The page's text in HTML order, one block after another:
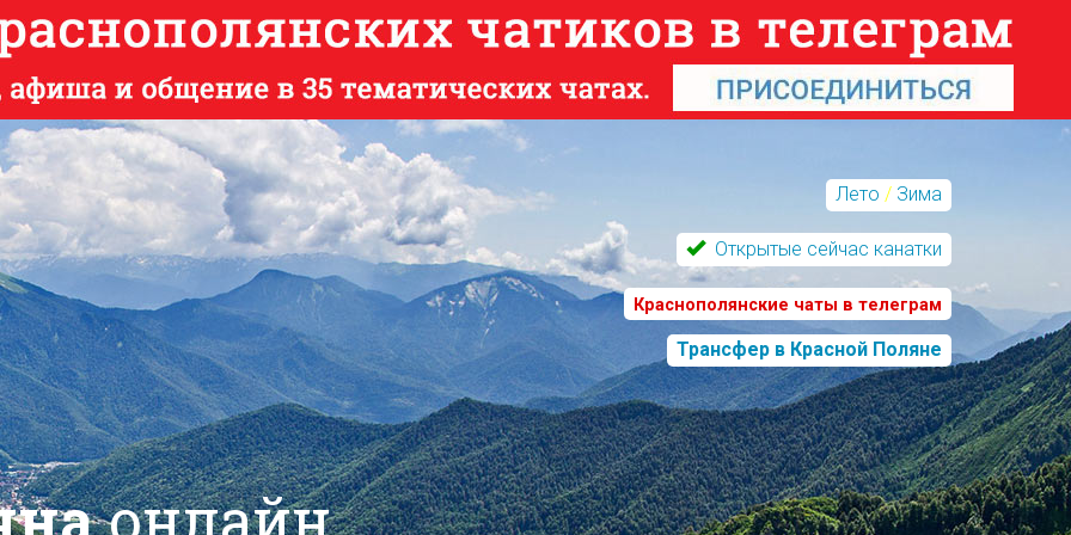
Лето / Зима
Открытые сейчас канатки
Краснополянские чаты в телеграм
Трансфер в Красной Поляне